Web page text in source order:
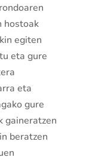
hostoak
egiten
eta gure
eta
gure
gaineratzen
beratzen